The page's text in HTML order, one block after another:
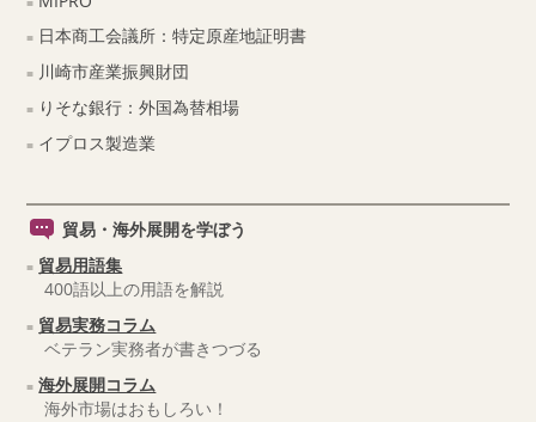
日本商工会議所：特定原産地証明書
川崎市産業振興財団
りそな銀行：外国為替相場
イプロス製造業
貿易・海外展開を学ぼう
貿易用語集
400語以上の用語を解説
貿易実務コラム
ベテラン実務者が書きつづる
海外展開コラム
海外市場はおもしろい！